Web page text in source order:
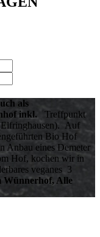
als
inkl. Treffpunkt
Auf
Bio Hof
Anbau eines Demeter
Hof, kochen wir in
veganes 3
Wünnerhof, Alle